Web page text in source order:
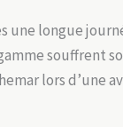
une longue
souffrent
lors d’une